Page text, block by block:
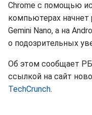
Chrome с помощью
компьютерах начнет
Gemini Nano, а на
о подозрительных
Об этом сообщает
ссылкой на сайт
TechCrunch.